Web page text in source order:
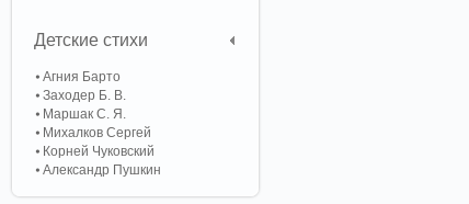
Детские стихи
Агния Барто
Заходер Б. В.
Маршак С. Я.
Михалков Сергей
Корней Чуковский
Александр Пушкин